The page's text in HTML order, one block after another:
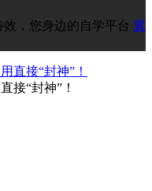
效，您身边的自学平台 冀
接“封神”！